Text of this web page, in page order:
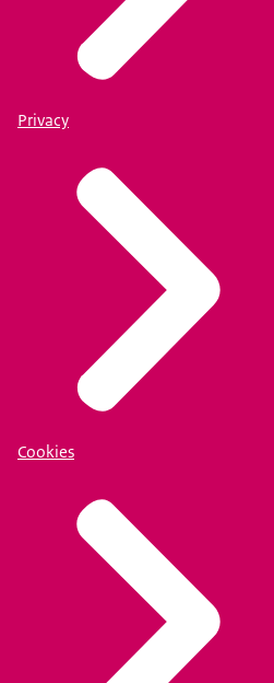
Privacy
Cookies